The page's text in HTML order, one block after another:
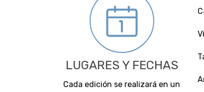
LUGARES Y FECHAS
Cada edición se realizará en un